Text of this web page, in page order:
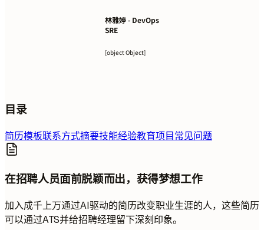
林雅婷 - DevOps
SRE
[object Object]
目录
简历模板联系方式摘要技能经验教育项目常见问题
在招聘人员面前脱颖而出，获得梦想工作
加入成千上万通过AI驱动的简历改变职业生涯的人，这些简历
可以通过ATS并给招聘经理留下深刻印象。